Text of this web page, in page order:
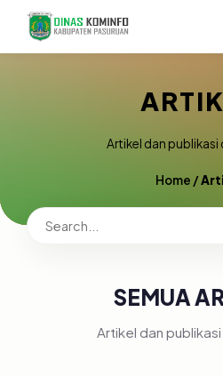
Artikel dan publikasi
Home /
SEMUA
Artikel dan publikasi